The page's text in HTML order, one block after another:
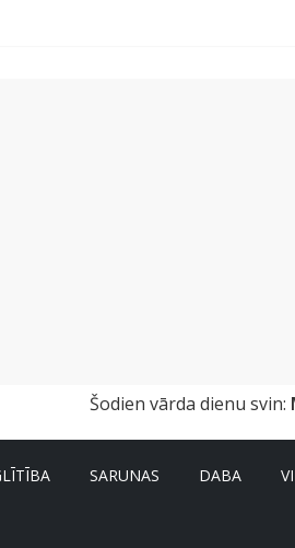
paveikt papildinātā realitāte
Šodien vārda dienu svin:
SARUNAS DABA